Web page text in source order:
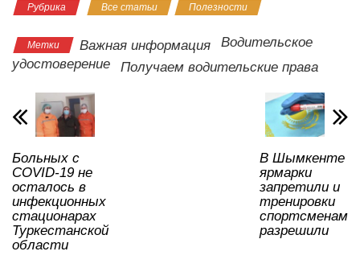
at
s
A
p
p
c
e
b
o
o
k
tt
er
n
o
kl
e
gr
a
.R
u
а
в
и
ть
Рубрика Все статьи Полезности
Метки Важная информация
Водительское
удостоверение
Получаем водительские права
Больных с
COVID-19 не
осталось в
инфекционных
стационарах
Туркестанской
области
В Шымкенте
ярмарки
запретили и
тренировки
спортсменам
разрешили